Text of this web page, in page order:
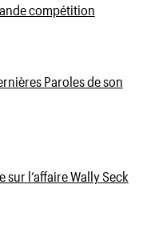
compétition
Paroles de son
sur l’affaire Wally Seck